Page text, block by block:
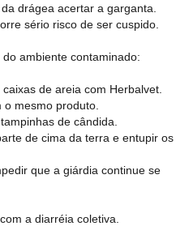
drágea acertar a garganta.
sério risco de ser cuspido.
ambiente contaminado:
de areia com Herbalvet.
mesmo produto.
de cândida.
de cima da terra e entupir os
que a giárdia continue se
a diarréia coletiva.